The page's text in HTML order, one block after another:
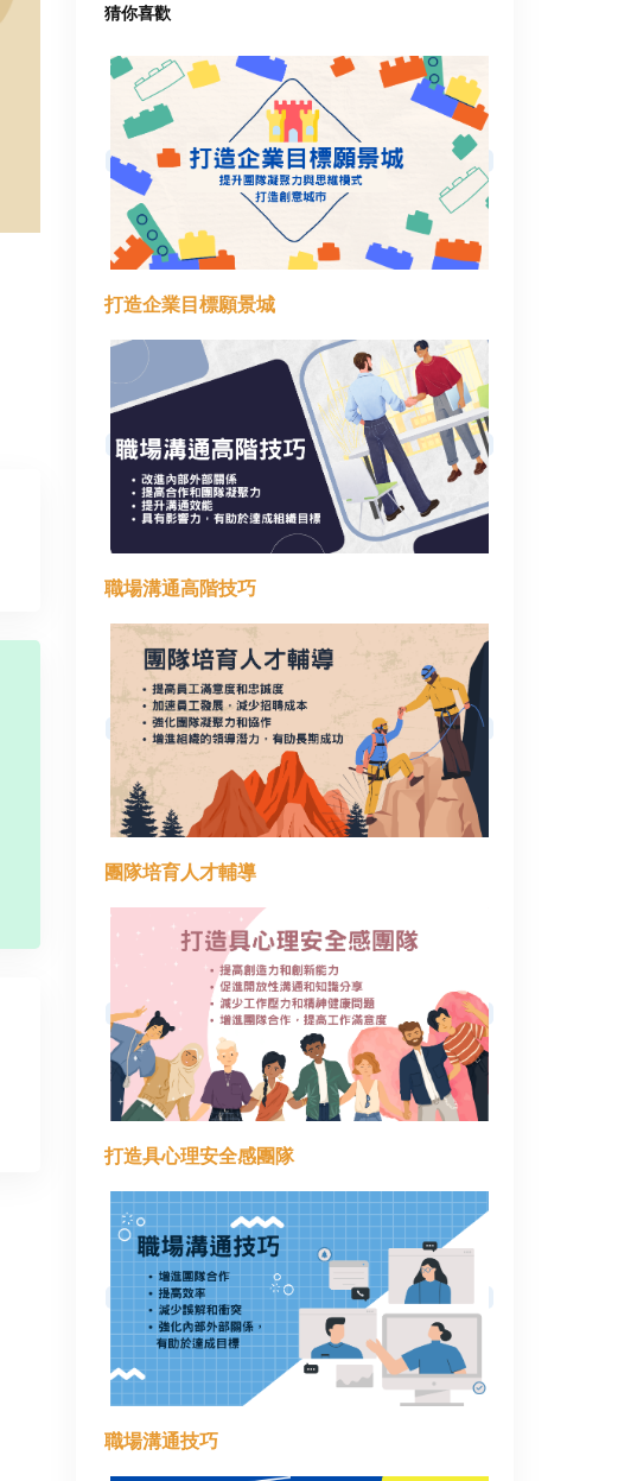
猜你喜歡
打造企業目標願景城
職場溝通高階技巧
團隊培育人才輔導
打造具心理安全感團隊
職場溝通技巧